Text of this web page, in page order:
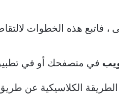
في متصفحك أو في
الطريقة الكلاسيكية عن